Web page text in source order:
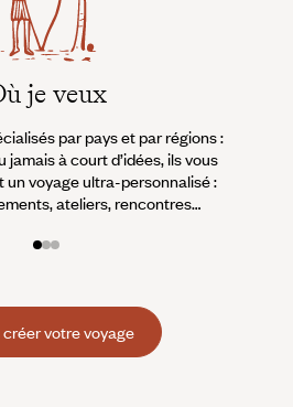
je veux
par pays et par régions :
jamais à court d’idées, ils vous
voyage ultra-personnalisé :
ateliers, rencontres…
créer votre voyage